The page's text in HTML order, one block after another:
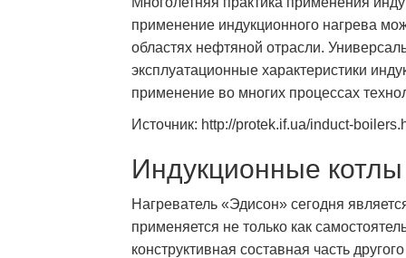
применение индукционного нагрева
областях нефтяной отрасли.
эксплуатационные характеристики
применение во многих процессах
Источник: http://protek.if.ua/induct-
Индукционные
Нагреватель «Эдисон» сегодня
применяется не только как
конструктивная составная часть